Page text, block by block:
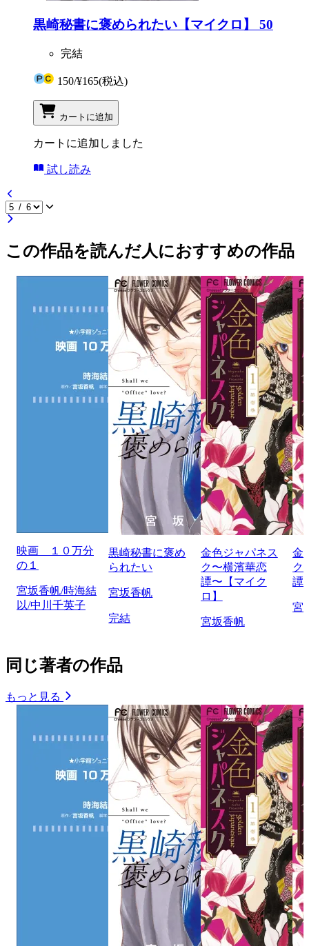
黒崎秘書に褒められたい【マイクロ】 50
完結
150/¥165(税込)
カートに追加
カートに追加しました
試し読み
この作品を読んだ人におすすめの作品
映画 １０万分
の１
宮坂香帆/時海結
以/中川千英子
黒崎秘書に褒め
られたい
宮坂香帆
完結
金色ジャパネス
ク〜横濱華恋
譚〜【マイク
ロ】
宮坂香帆
金
ク
譚
宮
同じ著者の作品
もっと見る